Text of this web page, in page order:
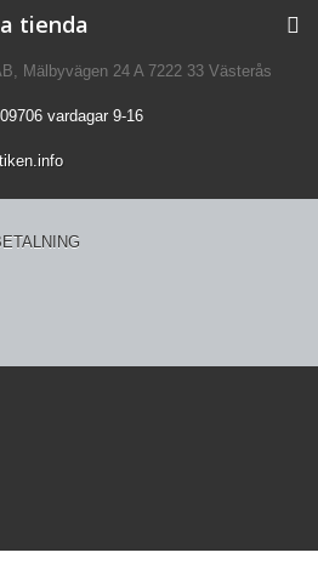
tienda
Mälbyvägen 24 A 7222 33 Västerås
vardagar 9-16